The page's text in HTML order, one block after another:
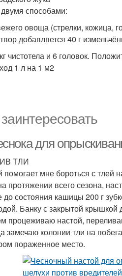
способами:
овоща (стрелки, кожица,
добавляется 40 г
чистотела и 6 головок.
1 л на 1 м2
для
ТЛИ
мне бороться с тлей
протяжении всего сезона,
до состояния кашицы 200 г
Банку с закрытой
процеживаю настой,
замечаю колонии тли на
пораженное место.